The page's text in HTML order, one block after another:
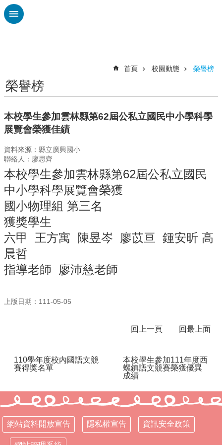
跳到主要內容區塊
認
廣
興
刊
專
欄
校
園
動
態
行
政
處
室
程
化
學
校
關
網
頁
首頁 校園動態 榮譽榜
榮譽榜
本校學生參加雲林縣第62屆公私立國民中小學科學
展覽會榮獲佳績
資料來源：縣立廣興國小
聯絡人：廖思齊
本校學生參加雲林縣第62屆公私立國民
中小學科學展覽會榮獲
國小物理組 第三名
獲獎學生
六甲 王方寓 陳昱岑 廖苡亘 鍾安昕 高
晨哲
指導老師 廖沛慈老師
上版日期：111-05-05
回上一頁 回最上面
110學年度校內國語文競
賽得獎名單
本校學生參加111年度西
螺鎮語文競賽榮獲優異
成績
網站資料開放宣告 隱私權宣告 資訊安全政策